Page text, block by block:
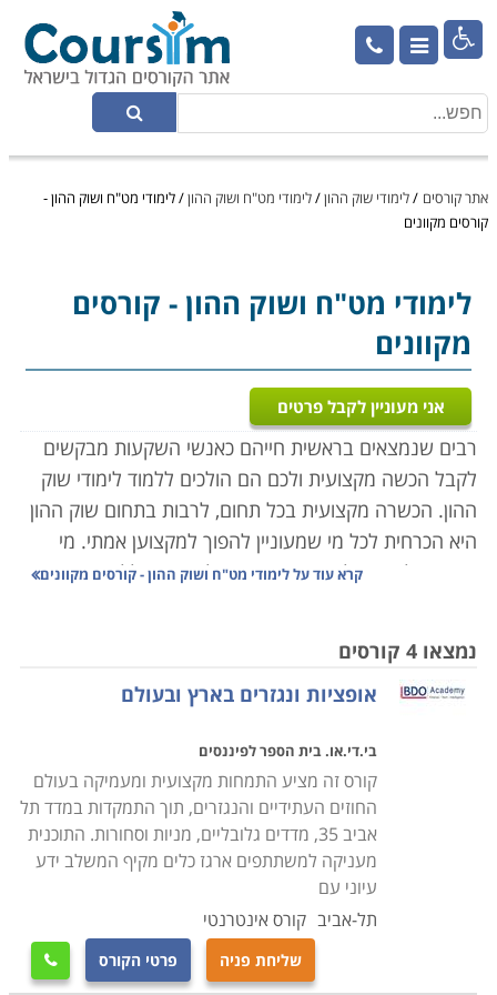

אתר קורסים /לימודי שוק ההון/לימודי מט"ח ושוק ההון/לימודי מט"ח ושוק ההון -
קורסים מקוונים
לימודי מט"ח ושוק ההון - קורסים
מקוונים
אני מעוניין לקבל פרטים
רבים שנמצאים בראשית חייהם כאנשי השקעות מבקשים
לקבל הכשה מקצועית ולכם הם הולכים ללמוד לימודי שוק
ההון. הכשרה מקצועית בכל תחום, לרבות בתחום שוק ההון
היא הכרחית לכל מי שמעוניין להפוך למקצוען אמתי. מי
שחושב להיכנס לתחום חייב אפוא למצוא מכללה או מוסד
איך לבחור?
שוק ההון יש לבדוק את תכנית הלימודים, לבחון את וותק
המרצים, לבדוק מהם התכנים שמועברים בקורס ובכלל עם
אילו כלים עתיד בוגר הקורס לצאת לעולם המסובך והמורכב
הזה שנקרא שוק ההון.
הכשרה עיונית ומעשית
משום שמדובר על תחום שיכול בקלות לחרוץ גורלות של
אנשים, הרי שנדרשת הכשרה מסודרת לכל מי שמעוניין
קרא עוד עללימודי מט"ח ושוק ההון - קורסים מקוונים
נמצאו 4 קורסים
אופציות ונגזרים בארץ ובעולם
בי.די.או. בית הספר לפיננסים
קורס זה מציע התמחות מקצועית ומעמיקה בעולם
החוזים העתידיים והנגזרים, תוך התמקדות במדד תל
אביב 35, מדדים גלובליים, מניות וסחורות. התוכנית
מעניקה למשתתפים ארגז כלים מקיף המשלב ידע
עיוני עם
תל-אביב קורס אינטרנטי
שליחת פניה פרטי הקורס 